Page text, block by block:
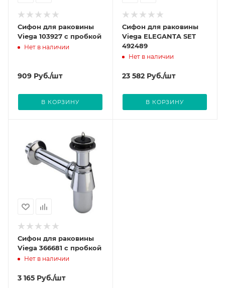
Сифон для раковины
Viega 103927 с пробкой
Нет в наличии
909 Руб./шт
В КОРЗИНУ
Сифон для раковины
Viega ELEGANTA SET
492489
Нет в наличии
23 582 Руб./шт
В КОРЗИНУ
Сифон для раковины
Viega 366681 с пробкой
Нет в наличии
3 165 Руб./шт